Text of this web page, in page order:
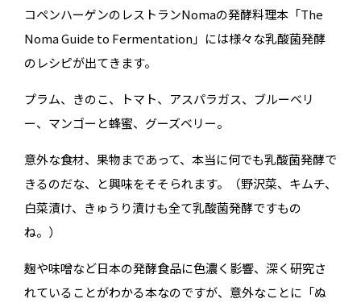
コペンハーゲンのレストランNomaの発酵料理本「The
Noma Guide to Fermentation」には様々な乳酸菌発酵
のレシピが出てきます。
プラム、きのこ、トマト、アスパラガス、ブルーベリ
ー、マンゴーと蜂蜜、グーズベリー。
意外な食材、果物まであって、本当に何でも乳酸菌発酵で
きるのだな、と興味をそそられます。（野沢菜、キムチ、
白菜漬け、きゅうり漬けも全て乳酸菌発酵ですもの
ね。）
麹や味噌など日本の発酵食品に色濃く影響、深く研究さ
れていることがわかる本なのですが、意外なことに「ぬ